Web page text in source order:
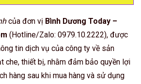
của đơn vị Bình Dương Today –
(Hotline/Zalo: 0979.10.2222), được
tin dịch vụ của công ty về sản
che, thiết bị, nhằm đảm bảo quyền lợi
hàng sau khi mua hàng và sử dụng